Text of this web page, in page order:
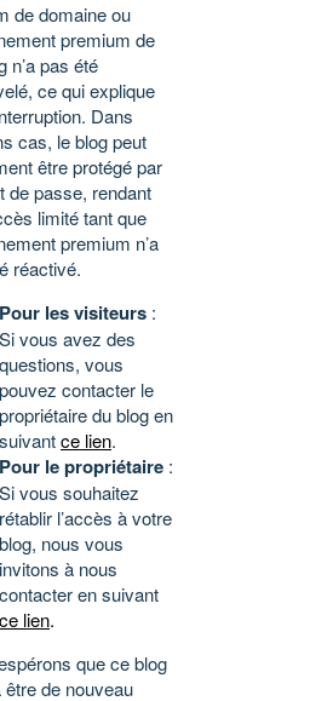
de domaine ou
premium de
n’a pas été
ce qui explique
Dans
cas, le blog peut
être protégé par
de passe, rendant
limité tant que
premium n’a
réactivé.
Pour les visiteurs :
Si vous avez des
questions, vous
pouvez contacter le
propriétaire du blog en
suivantce lien.
Pour le propriétaire :
Si vous souhaitez
rétablir l’accès à votre
blog, nous vous
invitons à nous
contacter en suivant
ce lien.
que ce blog
être de nouveau